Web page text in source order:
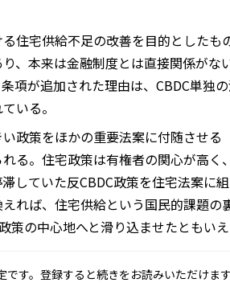
住宅供給不足の改善を目的としたも
、本来は金融制度とは直接関係がな
項が追加された理由は、CBDC単独
いる。
政策をほかの重要法案に付随させる
る。住宅政策は有権者の関心が高く
していた反CBDC政策を住宅法案に
れば、住宅供給という国民的課題の
策の中心地へと滑り込ませたともいえ
です。登録すると続きをお読みいただけます